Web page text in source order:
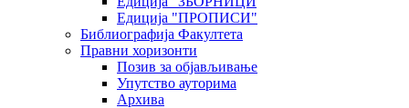
Едиција "ПРОПИСИ"
Библиографија Факултета
Правни хоризонти
Позив за објављивање
Упутство ауторима
Архива